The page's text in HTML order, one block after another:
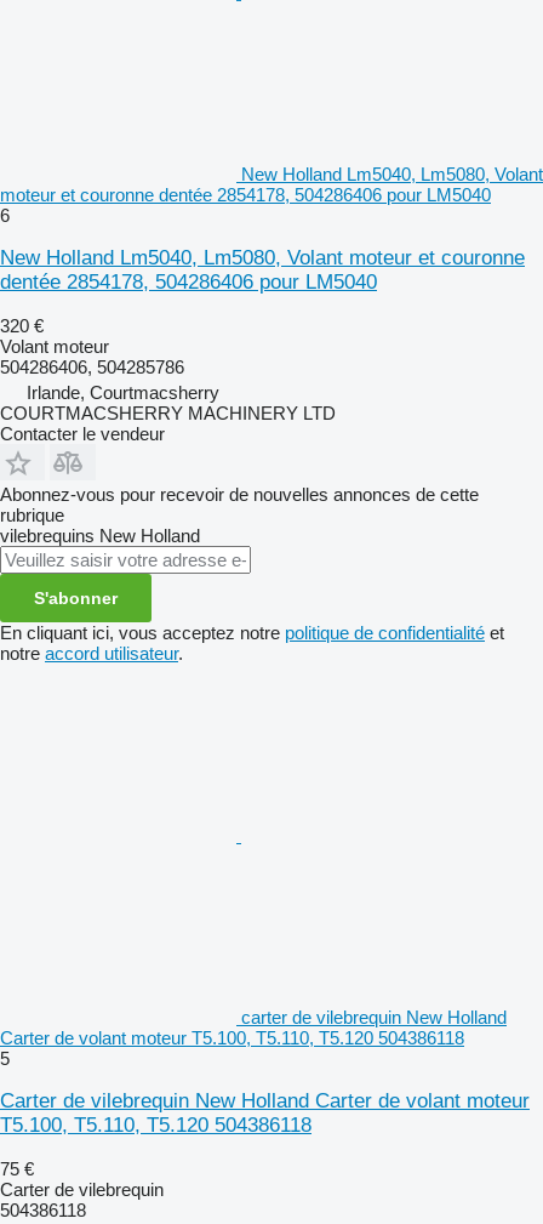
New Holland Lm5040, Lm5080, Volant
moteur et couronne dentée 2854178, 504286406 pour LM5040
6
New Holland Lm5040, Lm5080, Volant moteur et couronne
dentée 2854178, 504286406 pour LM5040
320 €
Volant moteur
504286406, 504285786
Irlande, Courtmacsherry
COURTMACSHERRY MACHINERY LTD
Contacter le vendeur
Abonnez-vous pour recevoir de nouvelles annonces de cette
rubrique
vilebrequins New Holland
S'abonner
En cliquant ici, vous acceptez notre politique de confidentialité et
notre accord utilisateur.
carter de vilebrequin New Holland
Carter de volant moteur T5.100, T5.110, T5.120 504386118
5
Carter de vilebrequin New Holland Carter de volant moteur
T5.100, T5.110, T5.120 504386118
75 €
Carter de vilebrequin
504386118